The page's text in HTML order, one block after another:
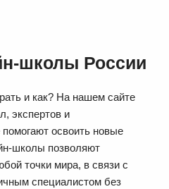
школы России
и как? На нашем сайте
экспертов и
освоить новые
школы позволяют
точки мира, в связи с
специалистом без